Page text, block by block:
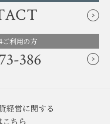
ご利用の方
386
経営に関する
こちら